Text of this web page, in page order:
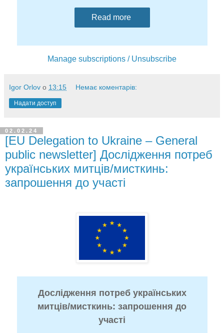
Read more
Manage subscriptions / Unsubscribe
Igor Orlov о 13:15 Немає коментарів:
Надати доступ
02.02.24
[EU Delegation to Ukraine – General
public newsletter] Дослідження потреб
українських митців/мисткинь:
запрошення до участі
Дослідження потреб українських
митців/мисткинь: запрошення до
участі